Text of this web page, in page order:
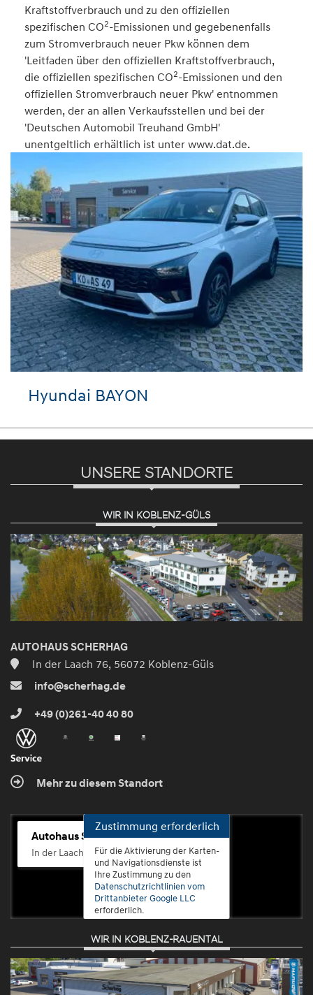
Kraftstoffverbrauch und zu den offiziellen
spezifischen CO2-Emissionen und gegebenenfalls
zum Stromverbrauch neuer Pkw können dem
'Leitfaden über den offiziellen Kraftstoffverbrauch,
die offiziellen spezifischen CO2-Emissionen und den
offiziellen Stromverbrauch neuer Pkw' entnommen
werden, der an allen Verkaufsstellen und bei der
'Deutschen Automobil Treuhand GmbH'
unentgeltlich erhältlich ist unter www.dat.de.
Hyundai BAYON
UNSERE STANDORTE
WIR IN KOBLENZ-GÜLS
AUTOHAUS SCHERHAG
In der Laach 76, 56072 Koblenz-Güls
info@scherhag.de
+49 (0)261-40 40 80
Mehr zu diesem Standort
Autohaus Scherhag
In der Laach 76, 56072 Koblenz-Güls
Zustimmung erforderlich
Für die Aktivierung der Karten-
und Navigationsdienste ist
Ihre Zustimmung zu den
Datenschutzrichtlinien vom
Drittanbieter Google LLC
erforderlich.
Zustimmen
und
aktivieren
WIR IN KOBLENZ-RAUENTAL